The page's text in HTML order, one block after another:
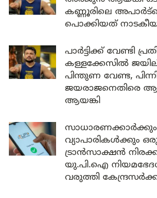
കണ്ണൂരിലെ
പൊക്കിയത്
പാർട്ടിക്ക് വേണ്ടി
കള്ളക്കേസിൽ
പിന്തുണ വേണ്ട,
ജയരാജനെതിരെ
ആയങ്കി
വ്യാപാരികൾക്കും
ട്രാൻസാക്ഷൻ
യു.പി.ഐ
വരുത്തി